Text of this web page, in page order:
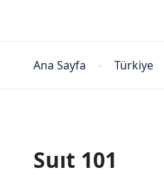
Ana Sayfa Türkiye
Suıt 101